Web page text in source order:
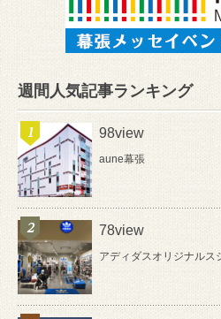
週間人気記事ランキング
98view
aune幕張
78view
アディダスオリジナルス